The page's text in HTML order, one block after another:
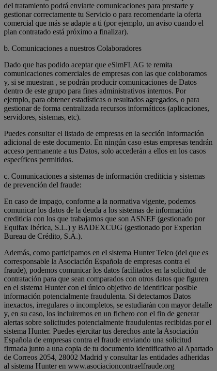
del tratamiento podrá enviarte comunicaciones para prestarte y
gestionar correctamente tu Servicio o para recomendarte la oferta
comercial que más se adapte a ti (por ejemplo, un aviso cuando el
plan contratado está próximo a finalizar).
b. Comunicaciones a nuestros Colaboradores
Dado que has podido aceptar que eSimFLAG te remita
comunicaciones comerciales de empresas con las que colaboramos
y, si se muestran , se podrán producir comunicaciones de Datos
dentro de este grupo para fines administrativos internos. Por
ejemplo, para obtener estadísticas o resultados agregados, o para
gestionar de forma centralizada recursos informáticos (aplicaciones,
servidores, sistemas, etc).
Puedes consultar el listado de empresas en la sección Información
adicional de este documento. En ningún caso estas empresas tendrán
acceso permanente a tus Datos, solo accederán a ellos en los casos
específicos permitidos.
c. Comunicaciones a sistemas de información crediticia y sistemas
de prevención del fraude:
En caso de impago, conforme a la normativa vigente, podemos
comunicar los datos de la deuda a los sistemas de información
crediticia con los que trabajamos que son ASNEF (gestionado por
Equifax Ibérica, S.L.) y BADEXCUG (gestionado por Experian
Bureau de Crédito, S.A.).
Además, como participamos en el sistema Hunter Telco (del que es
corresponsable la Asociación Española de empresas contra el
fraude), podemos comunicar los datos facilitados en la solicitud de
contratación para que sean comparados con otros datos que figuren
en el sistema Hunter con el único objetivo de identificar posible
información potencialmente fraudulenta. Si detectamos Datos
inexactos, irregulares o incompletos, se estudiarán con mayor detalle
y, en su caso, los incluiremos en un fichero con el fin de generar
alertas sobre solicitudes potencialmente fraudulentas recibidas por el
sistema Hunter. Puedes ejercitar tus derechos ante la Asociación
Española de empresas contra el fraude enviando una solicitud
firmada junto a una copia de tu documento identificativo al Apartado
de Correos 2054, 28002 Madrid y consultar las entidades adheridas
al sistema Hunter en www.asociacioncontraelfraude.org